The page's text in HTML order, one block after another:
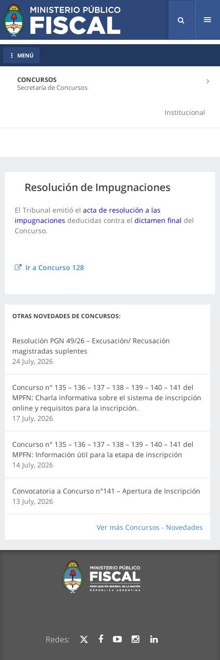
CONCURSOS
Secretaría de Concursos
Institucional
MENÚ
Resolución de Impugnaciones
El Tribunal emitió el acta de resolución a las
impugnaciones deducidas contra el dictamen final del
Concurso.
Ir a Concurso 128
OTRAS NOVEDADES DE CONCURSOS:
Resolución PGN 49/26 – Excusación/ Recusación
magistradas suplentes
24 July, 2026
Concurso n° 135 – 136 – 137 – 138 – 139 – 140 – 141 del
MPFN: Charla informativa sobre el sistema de inscripción
online y requisitos para la inscripción.
17 July, 2026
Concurso n° 135 – 136 – 137 – 138 – 139 – 140 – 141 del
MPFN: Información útil para la etapa de inscripción
14 July, 2026
Convocatoria a Concurso n°141 – Apertura de Inscripción
13 July, 2026
Ver más Concursos - Novedades
Redes: